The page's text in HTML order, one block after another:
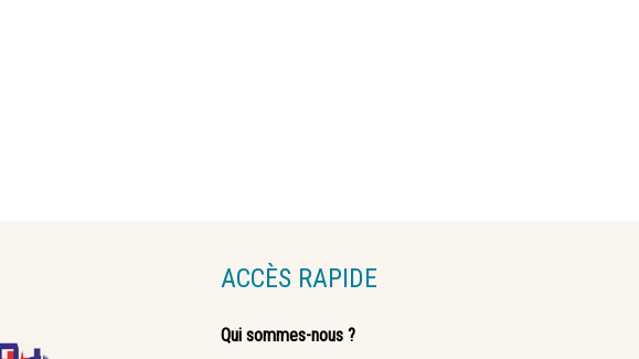
ACCÈS RAPIDE
Qui sommes-nous ?